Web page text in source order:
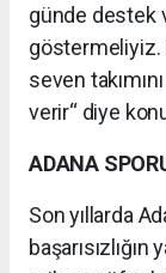
günde destek
göstermeliyiz.
seven
verir“ diye
ADANA
Son yıllarda
başarısızlığın